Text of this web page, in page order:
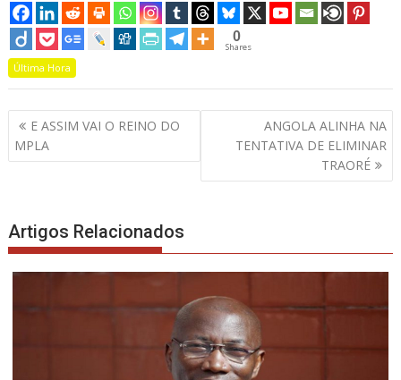
0
Shares
Última Hora
Navegação
de
artigos
E ASSIM VAI O REINO DO
MPLA
ANGOLA ALINHA NA
TENTATIVA DE ELIMINAR
TRAORÉ
Artigos Relacionados